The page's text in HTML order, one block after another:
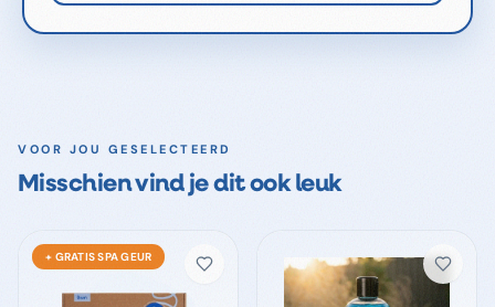
VOOR JOU GESELECTEERD
Misschien vind je dit ook leuk
+ GRATIS SPA GEUR